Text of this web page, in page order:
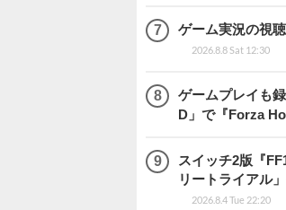
ゲーム実況の視
2026.8.8 Sat 12:30
ゲームプレイも
D」で『Forza
スイッチ2版『
リートライアル
2026.8.4 Tue 22:20